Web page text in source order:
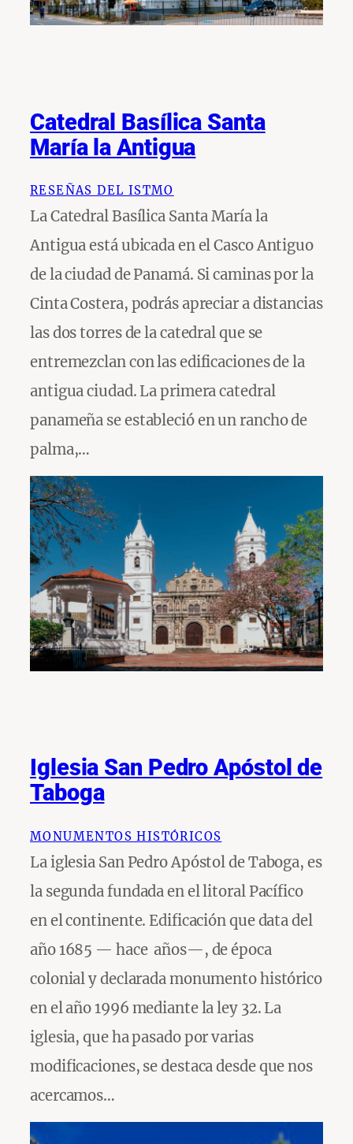
Catedral Basílica Santa
María la Antigua
RESEÑAS DEL ISTMO
La Catedral Basílica Santa María la
Antigua está ubicada en el Casco Antiguo
de la ciudad de Panamá. Si caminas por la
Cinta Costera, podrás apreciar a distancias
las dos torres de la catedral que se
entremezclan con las edificaciones de la
antigua ciudad. La primera catedral
panameña se estableció en un rancho de
palma,…
Iglesia San Pedro Apóstol de
Taboga
MONUMENTOS HISTÓRICOS
La iglesia San Pedro Apóstol de Taboga, es
la segunda fundada en el litoral Pacífico
en el continente. Edificación que data del
año 1685 — hace años—, de época
colonial y declarada monumento histórico
en el año 1996 mediante la ley 32. La
iglesia, que ha pasado por varias
modificaciones, se destaca desde que nos
acercamos…